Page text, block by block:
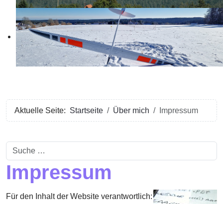
Aktuelle Seite: Startseite Über mich Impressum
Suchen
Impressum
Für den Inhalt der Website verantwortlich: